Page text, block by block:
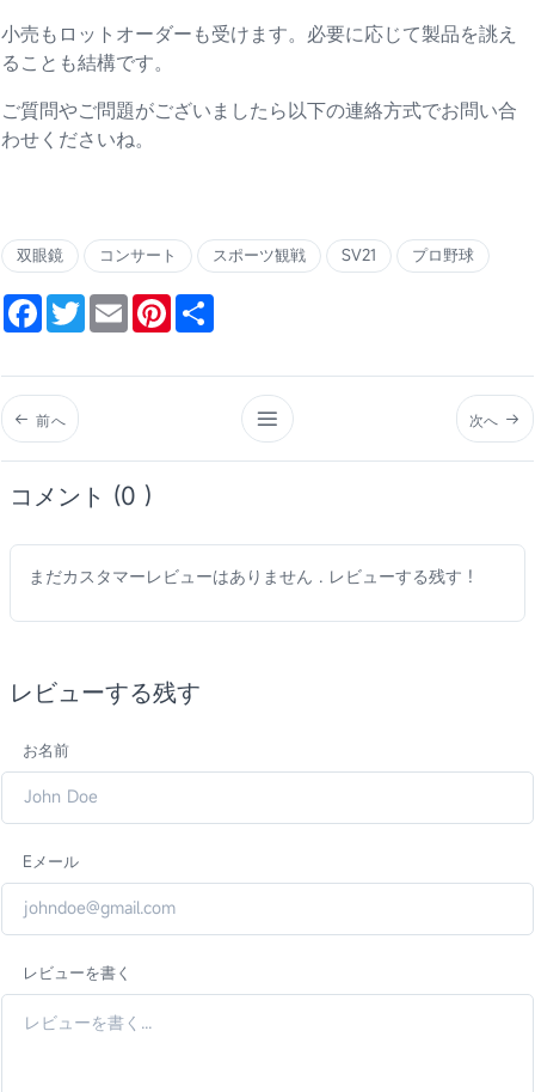
小売もロットオーダーも受けます。必要に応じて製品を誂え
ることも結構です。
ご質問やご問題がございましたら以下の連絡方式でお問い合
わせくださいね。
双眼鏡 コンサート スポーツ観戦 SV21 プロ野球
FacebookTwitterEmail Pinterest
前へ 次へ
コメント (0 )
まだカスタマーレビューはありません . レビューする残す !
レビューする残す
お名前
Eメール
レビューを書く